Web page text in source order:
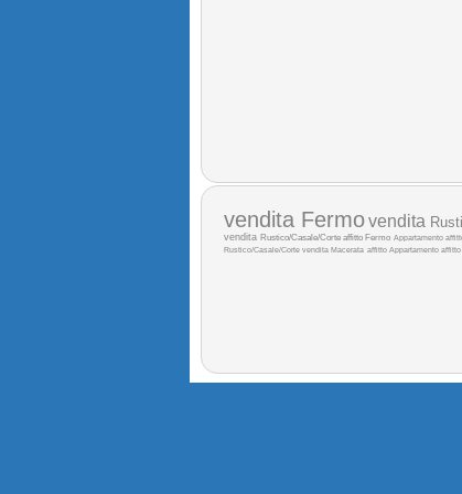
vendita Fermovendita
vendita Rustico/Casale/Corte affitto Fermo Appartamento
Rustico/Casale/Corte vendita Macerata affitto Appartamento